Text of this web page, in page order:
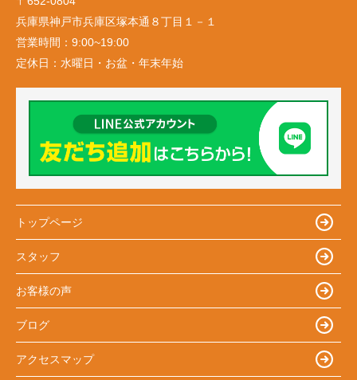
兵庫県神戸市兵庫区塚本通８丁目１－１
営業時間： 9:00~19:00
定休日： 水曜日・お盆・年末年始
トップページ
スタッフ
お客様の声
ブログ
アクセスマップ